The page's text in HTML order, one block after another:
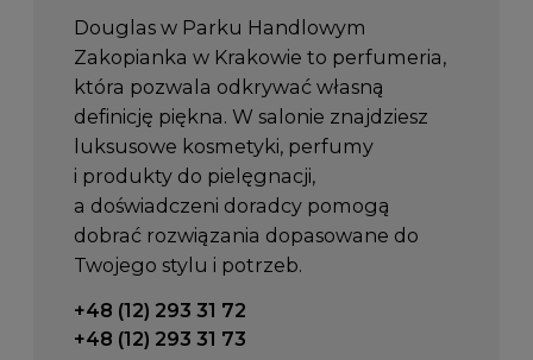
Douglas w Parku Handlowym
Zakopianka w Krakowie to perfumeria,
która pozwala odkrywać własną
definicję piękna. W salonie znajdziesz
luksusowe kosmetyki, perfumy
i produkty do pielęgnacji,
a doświadczeni doradcy pomogą
dobrać rozwiązania dopasowane do
Twojego stylu i potrzeb.
Telefon kontaktowy:
+48 (12) 293 31 72
+48 (12) 293 31 73